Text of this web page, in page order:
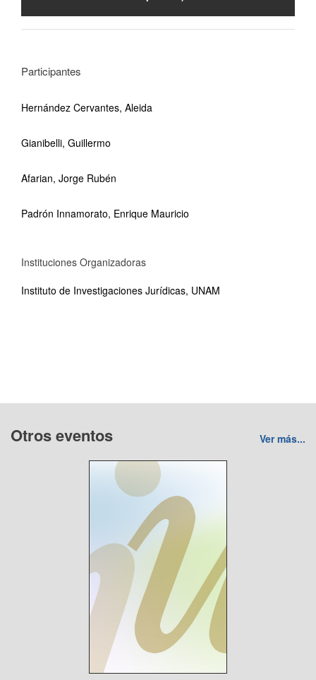
Participantes
Hernández Cervantes, Aleida
Gianibelli, Guillermo
Afarian, Jorge Rubén
Padrón Innamorato, Enrique Mauricio
Instituciones Organizadoras
Instituto de Investigaciones Jurídicas, UNAM
Otros eventos Ver más...